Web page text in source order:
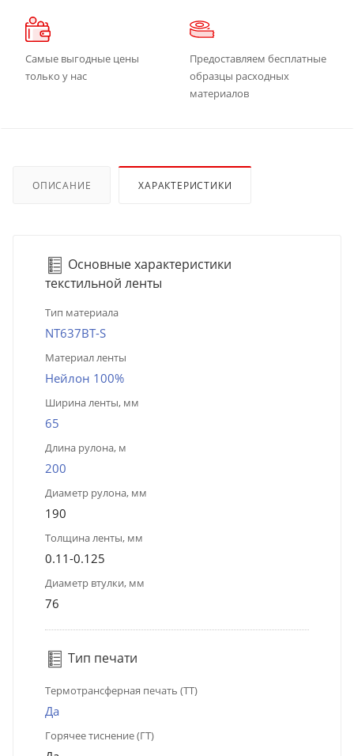
Самые выгодные цены
только у нас
Предоставляем бесплатные
образцы расходных
материалов
ОПИСАНИЕ ХАРАКТЕРИСТИКИ
Основные характеристики
текстильной ленты
Тип материала
NT637BT-S
Материал ленты
Нейлон 100%
Ширина ленты, мм
65
Длина рулона, м
200
Диаметр рулона, мм
190
Толщина ленты, мм
0.11-0.125
Диаметр втулки, мм
76
Тип печати
Термотрансферная печать (ТТ)
Да
Горячее тиснение (ГТ)